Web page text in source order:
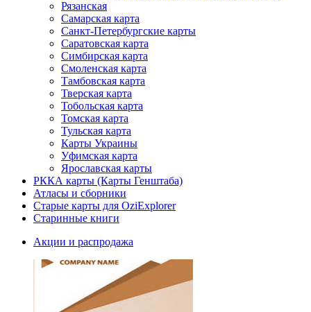
Рязанская
Самарская карта
Санкт-Петербургские карты
Саратовская карта
Симбирская карта
Смоленская карта
Тамбовская карта
Тверская карта
Тобольская карта
Томская карта
Тульская карта
Карты Украины
Уфимская карта
Ярославская карты
РККА карты (Карты Генштаба)
Атласы и сборники
Старые карты для OziExplorer
Старинные книги
Акции и распродажа